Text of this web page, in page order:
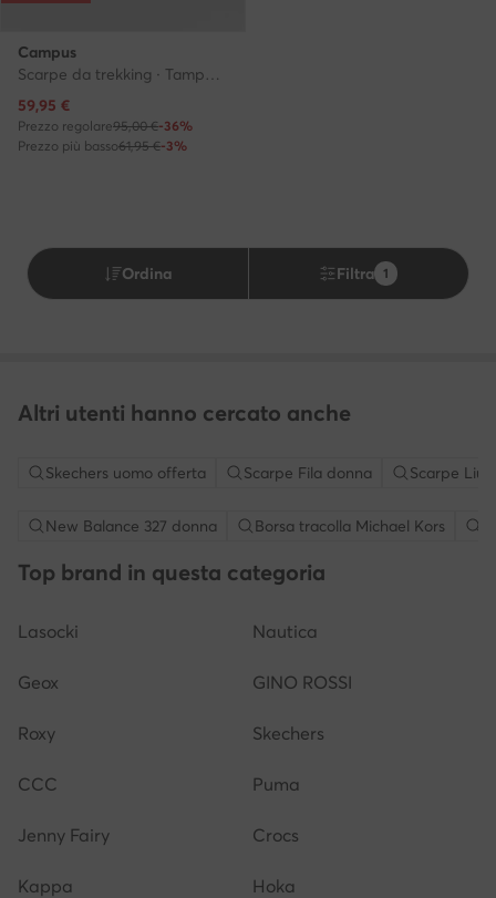
Campus
Scarpe da trekking · Tampa CM0107322860 · Marrone
Prezzo attuale
59,95 €
Prezzo regolare95,00 €-36%
Prezzo più basso61,95 €-3%
Ordina Filtra 1
Altri utenti hanno cercato anche
Skechers uomo offerta Scarpe Fila donna Scarpe Liu
New Balance 327 donna Borsa tracolla Michael Kors
Top brand in questa categoria
Lasocki Nautica
Geox GINO ROSSI
Roxy Skechers
CCC Puma
Jenny Fairy Crocs
Kappa Hoka